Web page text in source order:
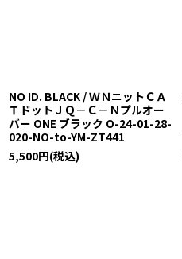
NO ID. BLACK / ＷＮニットＣＡ
ＴドットＪＱ－Ｃ－Ｎプルオー
バー ONE ブラック O-24-01-28-
020-NO-to-YM-ZT441
5,500円(税込)